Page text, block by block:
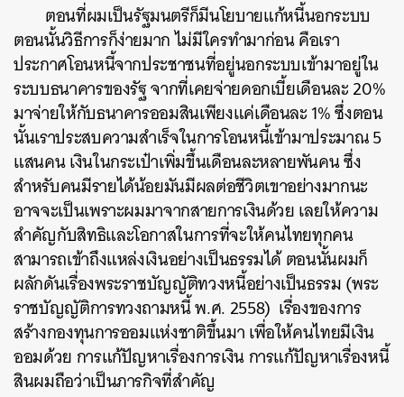
ตอนที่ผมเป็นรัฐมนตรีก็มีนโยบายแก้หนี้นอกระบบ
ตอนนั้นวิธีการก็ง่ายมาก ไม่มีใครทำมาก่อน คือเรา
ประกาศโอนหนี้จากประชาชนที่อยู่นอกระบบเข้ามาอยู่ใน
ระบบธนาคารของรัฐ จากที่เคยจ่ายดอกเบี้ยเดือนละ 20%
มาจ่ายให้กับธนาคารออมสินเพียงแค่เดือนละ 1% ซึ่งตอน
นั้นเราประสบความสำเร็จในการโอนหนี้เข้ามาประมาณ 5
แสนคน เงินในกระเป๋าเพิ่มขึ้นเดือนละหลายพันคน ซึ่ง
สำหรับคนมีรายได้น้อยมันมีผลต่อชีวิตเขาอย่างมากนะ
อาจจะเป็นเพราะผมมาจากสายการเงินด้วย เลยให้ความ
สำคัญกับสิทธิและโอกาสในการที่จะให้คนไทยทุกคน
สามารถเข้าถึงแหล่งเงินอย่างเป็นธรรมได้ ตอนนั้นผมก็
ผลักดันเรื่องพระราชบัญญัติทวงหนี้อย่างเป็นธรรม (พระ
ราชบัญญัติการทวงถามหนี้ พ.ศ. 2558) เรื่องของการ
สร้างกองทุนการออมแห่งชาติขึ้นมา เพื่อให้คนไทยมีเงิน
ออมด้วย การแก้ปัญหาเรื่องการเงิน การแก้ปัญหาเรื่องหนี้
สินผมถือว่าเป็นภารกิจที่สำคัญ